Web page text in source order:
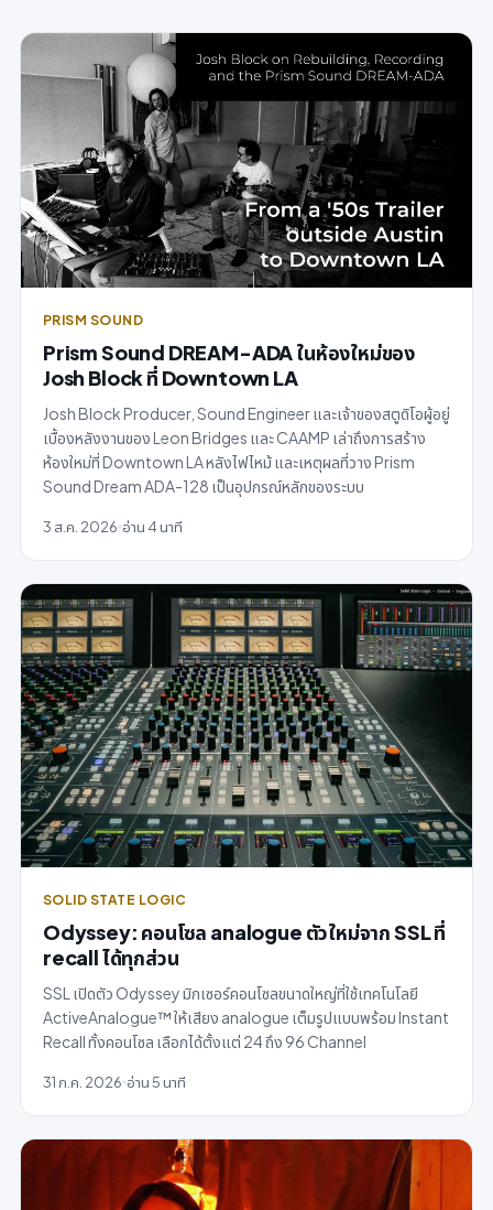
PRISM SOUND
Prism Sound DREAM-ADA ในห้องใหม่ของ
Josh Block ที่ Downtown LA
Josh Block Producer, Sound Engineer และเจ้าของสตูดิโอผู้อยู่
เบื้องหลังงานของ Leon Bridges และ CAAMP เล่าถึงการสร้าง
ห้องใหม่ที่ Downtown LA หลังไฟไหม้ และเหตุผลที่วาง Prism
Sound Dream ADA-128 เป็นอุปกรณ์หลักของระบบ
3 ส.ค. 2026 อ่าน 4 นาที
SOLID STATE LOGIC
Odyssey: คอนโซล analogue ตัวใหม่จาก SSL ที่
recall ได้ทุกส่วน
SSL เปิดตัว Odyssey มิกเซอร์คอนโซลขนาดใหญ่ที่ใช้เทคโนโลยี
ActiveAnalogue™ ให้เสียง analogue เต็มรูปแบบพร้อม Instant
Recall ทั้งคอนโซล เลือกได้ตั้งแต่ 24 ถึง 96 Channel
31 ก.ค. 2026 อ่าน 5 นาที